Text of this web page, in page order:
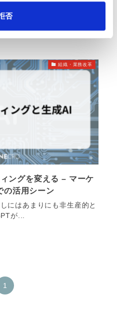
否
の72%が...
組織・業務改革
ングを変える – マーケ
の活用シーン
にはあまりにも非生産的と
が...
1